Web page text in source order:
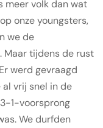
meer volk dan wat
onze youngsters,
we de
Maar tijdens de rust
werd gevraagd
vrij snel in de
1-voorsprong
We durfden